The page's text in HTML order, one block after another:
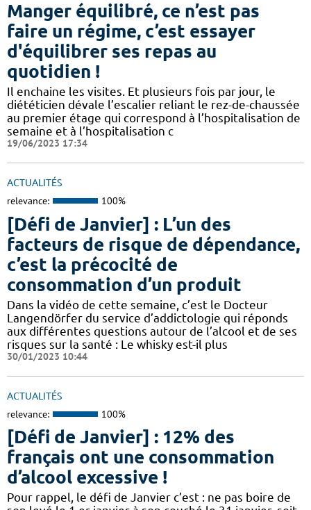
Manger équilibré, ce n’est pas
faire un régime, c’est essayer
d'équilibrer ses repas au
quotidien !
Il enchaine les visites. Et plusieurs fois par jour, le
diététicien dévale l’escalier reliant le rez-de-chaussée
au premier étage qui correspond à l’hospitalisation de
semaine et à l’hospitalisation c
19/06/2023 17:34
ACTUALITÉS
relevance: 100%
[Défi de Janvier] : L’un des
facteurs de risque de dépendance,
c’est la précocité de
consommation d’un produit
Dans la vidéo de cette semaine, c’est le Docteur
Langendörfer du service d’addictologie qui réponds
aux différentes questions autour de l’alcool et de ses
risques sur la santé : Le whisky est-il plus
30/01/2023 10:44
ACTUALITÉS
relevance: 100%
[Défi de Janvier] : 12% des
français ont une consommation
d’alcool excessive !
Pour rappel, le défi de Janvier c’est : ne pas boire de